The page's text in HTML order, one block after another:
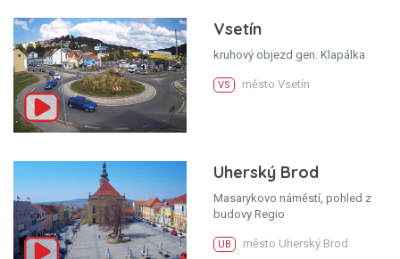
Vsetín
kruhový objezd gen. Klapálka
VS město Vsetín
Uherský Brod
Masarykovo náměstí, pohled z
budovy Regio
UB město Uherský Brod